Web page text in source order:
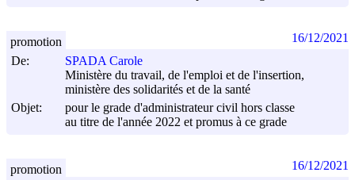
De:
SPADA Carole
Ministère du travail, de l'emploi et de l'insertion,
ministère des solidarités et de la santé
Objet:
pour le grade d'administrateur civil hors classe
au titre de l'année 2022 et promus à ce grade
promotion 16/12/2021
promotion 16/12/2021